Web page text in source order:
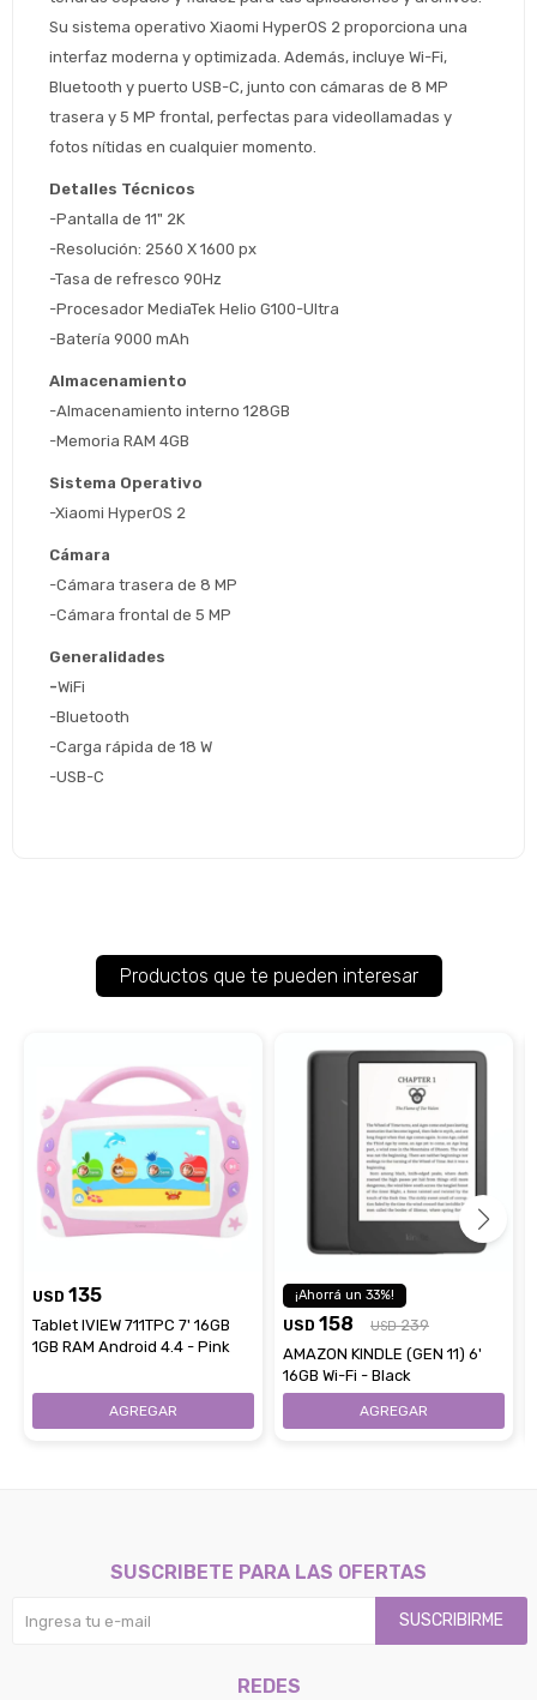
Su sistema operativo Xiaomi HyperOS 2 proporciona una
interfaz moderna y optimizada. Además, incluye Wi-Fi,
Bluetooth y puerto USB-C, junto con cámaras de 8 MP
trasera y 5 MP frontal, perfectas para videollamadas y
fotos nítidas en cualquier momento.
Detalles Técnicos
-Pantalla de 11" 2K
-Resolución: 2560 X 1600 px
-Tasa de refresco 90Hz
-Procesador MediaTek Helio G100-Ultra
-Batería 9000 mAh
Almacenamiento
-Almacenamiento interno 128GB
-Memoria RAM 4GB
Sistema Operativo
-Xiaomi HyperOS 2
Cámara
-Cámara trasera de 8 MP
-Cámara frontal de 5 MP
Generalidades
-WiFi
-Bluetooth
-Carga rápida de 18 W
-USB-C
Productos que te pueden interesar
USD 135
Tablet IVIEW 711TPC 7' 16GB
1GB RAM Android 4.4 - Pink
33
USD 158 USD 239
AMAZON KINDLE (GEN 11) 6'
16GB Wi-Fi - Black
SUSCRIBETE PARA LAS OFERTAS
SUSCRIBIRME
REDES
Después, hasta en 12
cuotas y sin tocar tu
tarjeta de crédito
Cédula de identidad
Celular
Fecha de nacimiento
Día
Continuar
¡Tenés hasta
para comprar en las cuotas
que prefieras!
Elegí tus productos preferidos
de pago
Ups!
Parece que no tenes oferta, lamentamos
el inconveniente, por cualquier duda
contactanos en
¡Algo salió mal!
Por favor intenta nuevamente mas tarde.